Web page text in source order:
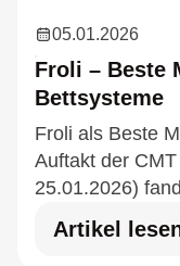
05.01.2026
Froli – Beste
Bettsysteme
Froli als Beste
Auftakt der
25.01.2026)
Leserwahl
Artikel